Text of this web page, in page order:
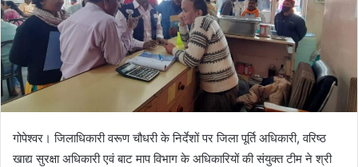
गोपेश्वर। जिलाधिकारी वरूण चौधरी के निर्देशों पर जिला पूर्ति अधिकारी, वरिष्ठ
खाद्य सुरक्षा अधिकारी एवं बाट माप विभाग के अधिकारियों की संयुक्त टीम ने श्री